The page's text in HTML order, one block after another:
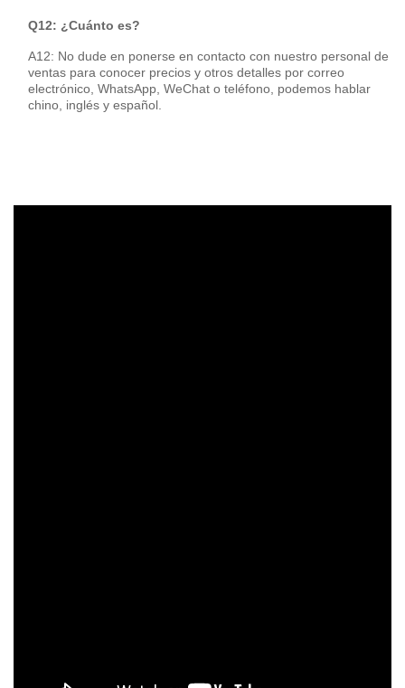
Q12: ¿Cuánto es?
A12: No dude en ponerse en contacto con nuestro personal de
ventas para conocer precios y otros detalles por correo
electrónico, WhatsApp, WeChat o teléfono, podemos hablar
chino, inglés y español.